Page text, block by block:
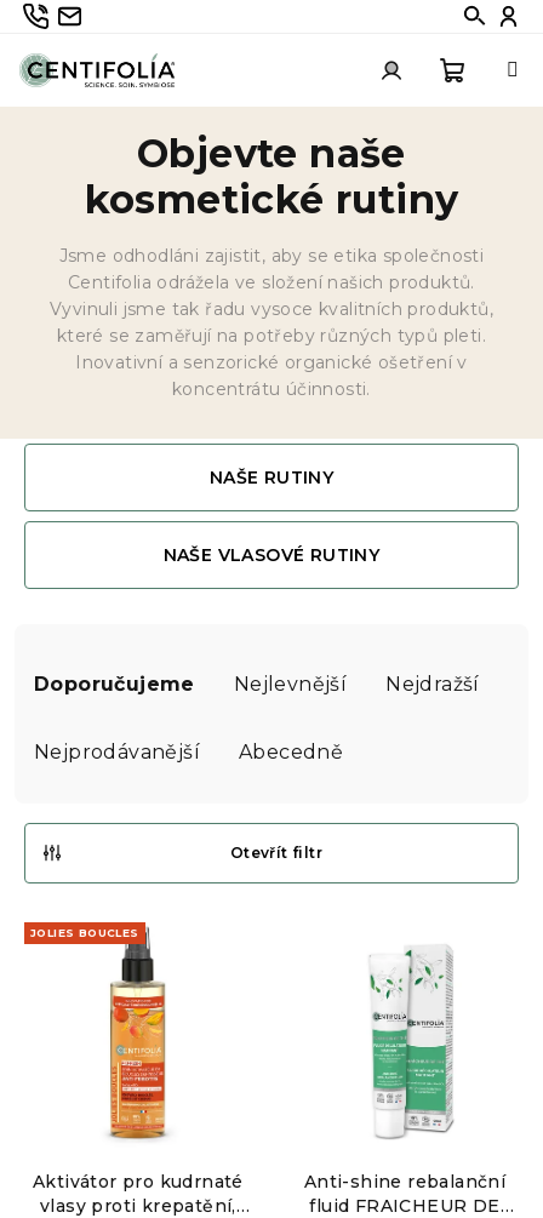
Přejít
obsah
735 336 882
info@centifolia.cz Hledat
Přihlášení
Objevte naše
kosmetické rutiny
Jsme odhodláni zajistit, aby se etika společnosti
Centifolia odrážela ve složení našich produktů.
Vyvinuli jsme tak řadu vysoce kvalitních produktů,
které se zaměřují na potřeby různých typů pleti.
Inovativní a senzorické organické ošetření v
koncentrátu účinnosti.
NAŠE RUTINY
NAŠE VLASOVÉ RUTINY
r
o
d
Doporučujeme Nejlevnější Nejdražší
Nejprodávanější Abecedně
Otevřít filtr
V
ý
d
JOLIES BOUCLES
Aktivátor pro kudrnaté
vlasy proti krepatění,
Anti-shine rebalanční
fluid FRAICHEUR DE